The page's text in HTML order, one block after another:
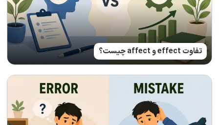
تفاوت effect و affect چیست؟